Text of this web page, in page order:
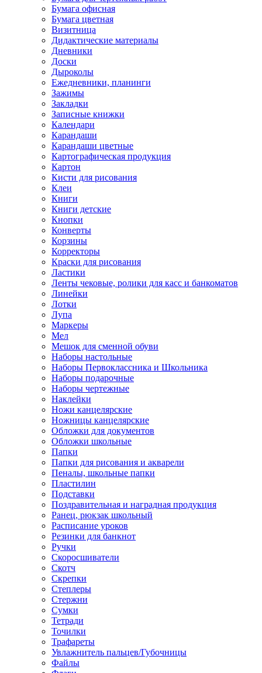
Бумага офисная
Бумага цветная
Визитница
Дидактические материалы
Дневники
Доски
Дыроколы
Ежедневники, планинги
Зажимы
Закладки
Записные книжки
Календари
Карандаши
Карандаши цветные
Картографическая продукция
Картон
Кисти для рисования
Клеи
Книги
Книги детские
Кнопки
Конверты
Корзины
Корректоры
Краски для рисования
Ластики
Ленты чековые, ролики для касс и банкоматов
Линейки
Лотки
Лупа
Маркеры
Мел
Мешок для сменной обуви
Наборы настольные
Наборы Первоклассника и Школьника
Наборы подарочные
Наборы чертежные
Наклейки
Ножи канцелярские
Ножницы канцелярские
Обложки для документов
Обложки школьные
Папки
Папки для рисования и акварели
Пеналы, школьные папки
Пластилин
Подставки
Поздравительная и наградная продукция
Ранец, рюкзак школьный
Расписание уроков
Резинки для банкнот
Ручки
Скоросшиватели
Скотч
Скрепки
Степлеры
Стержни
Сумки
Тетради
Точилки
Трафареты
Увлажнитель пальцев/Губочницы
Файлы